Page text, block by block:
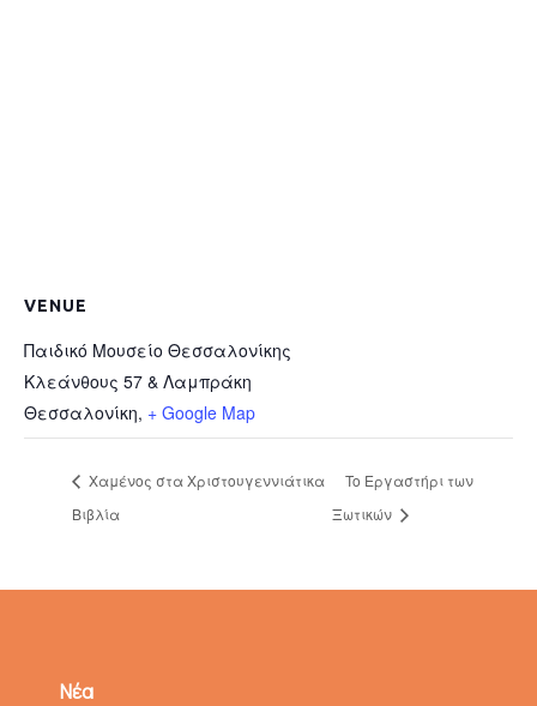
VENUE
Παιδικό Μουσείο Θεσσαλονίκης
Κλεάνθους 57 & Λαμπράκη
Θεσσαλονίκη, + Google Map
Χαμένος στα Χριστουγεννιάτικα
Βιβλία
To Eργαστήρι των
Ξωτικών
Νέα